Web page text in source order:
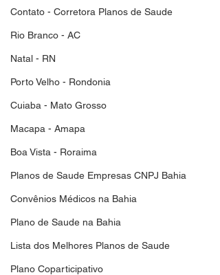
Contato - Corretora Planos de Saude
Rio Branco - AC
Natal - RN
Porto Velho - Rondonia
Cuiaba - Mato Grosso
Macapa - Amapa
Boa Vista - Roraima
Planos de Saude Empresas CNPJ Bahia
Convênios Médicos na Bahia
Plano de Saude na Bahia
Lista dos Melhores Planos de Saude
Plano Coparticipativo